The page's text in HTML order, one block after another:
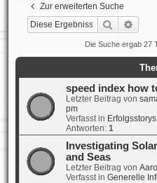
Zur erweiterten Suche
Suche
Die Suche ergab 27
speed index how
Letzter Beitrag von
pm
Verfasst in
Antworten: 1
Investigating
and Seas
Letzter Beitrag von
Verfasst in Generelle